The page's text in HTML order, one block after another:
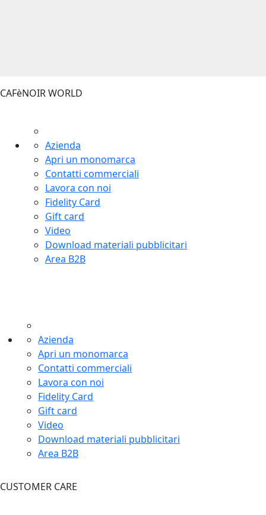
CAFèNOIR WORLD
Azienda
Apri un monomarca
Contatti commerciali
Lavora con noi
Fidelity Card
Gift card
Video
Download materiali pubblicitari
Area B2B
Azienda
Apri un monomarca
Contatti commerciali
Lavora con noi
Fidelity Card
Gift card
Video
Download materiali pubblicitari
Area B2B
CUSTOMER CARE